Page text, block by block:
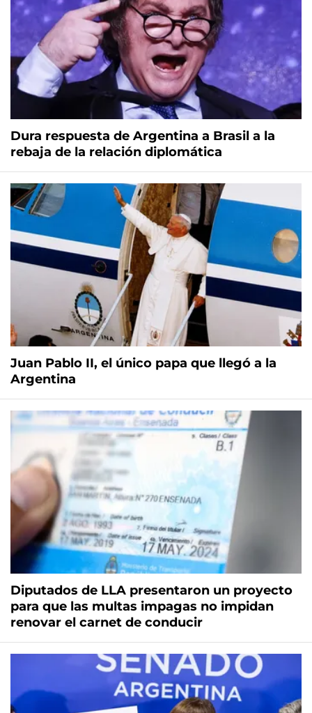
Dura respuesta de Argentina a Brasil a la
rebaja de la relación diplomática
Juan Pablo II, el único papa que llegó a la
Argentina
Diputados de LLA presentaron un proyecto
para que las multas impagas no impidan
renovar el carnet de conducir